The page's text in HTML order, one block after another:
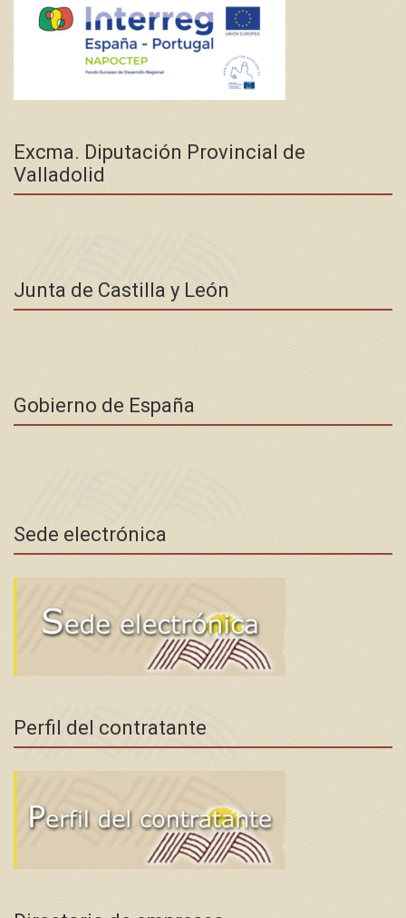
Excma. Diputación Provincial de
Valladolid
Junta de Castilla y León
Gobierno de España
Sede electrónica
Perfil del contratante